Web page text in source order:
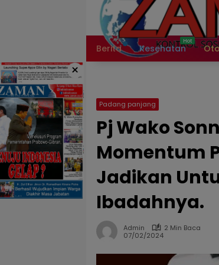
Berita
Kesehatan
×
Padang panjang
Pj Wako
Momentum
Jadikan
Ibadahnya.
Admin
2 Min Baca
07/02/2024